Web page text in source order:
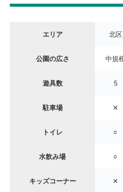
エリア 北区
公園の広さ 中規
遊具数 5
駐車場 ✕
トイレ ○
水飲み場 ○
キッズコーナー ✕